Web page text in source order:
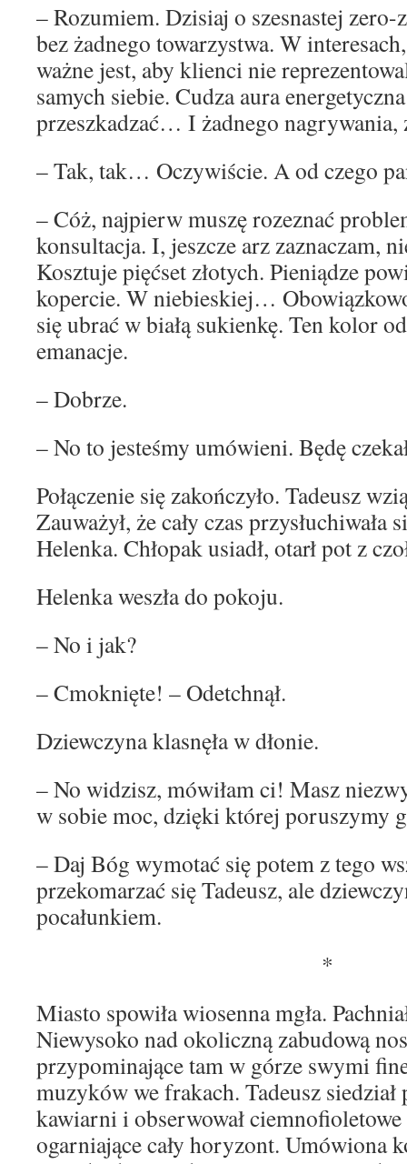
– Rozumiem. Dzisiaj o szesnastej
bez żadnego towarzystwa. W
ważne jest, aby klienci nie
samych siebie. Cudza aura
przeszkadzać… I żadnego
– Tak, tak… Oczywiście. A od czego
– Cóż, najpierw muszę rozeznać
konsultacja. I, jeszcze arz zaznaczam,
Kosztuje pięćset złotych. Pieniądze
kopercie. W niebieskiej…
się ubrać w białą sukienkę. Ten kolor
emanacje.
– Dobrze.
– No to jesteśmy umówieni. Będę
Połączenie się zakończyło. Tadeusz
Zauważył, że cały czas przysłuchiwała
Helenka. Chłopak usiadł, otarł pot z
Helenka weszła do pokoju.
– No i jak?
– Cmoknięte! – Odetchnął.
Dziewczyna klasnęła w dłonie.
– No widzisz, mówiłam ci! Masz
w sobie moc, dzięki której poruszymy
– Daj Bóg wymotać się potem z tego
przekomarzać się Tadeusz, ale
pocałunkiem.
*
Miasto spowiła wiosenna mgła.
Niewysoko nad okoliczną zabudową
przypominające tam w górze swymi
muzyków we frakach. Tadeusz
kawiarni i obserwował
ogarniające cały horyzont. Umówiona